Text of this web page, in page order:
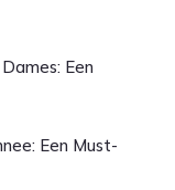
Een
Een Must-